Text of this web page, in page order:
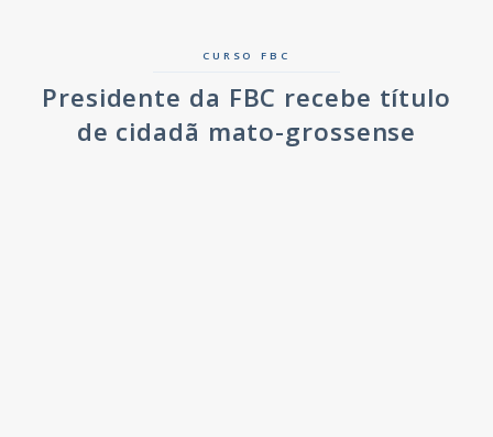
CURSO FBC
Presidente da FBC recebe título
de cidadã mato-grossense